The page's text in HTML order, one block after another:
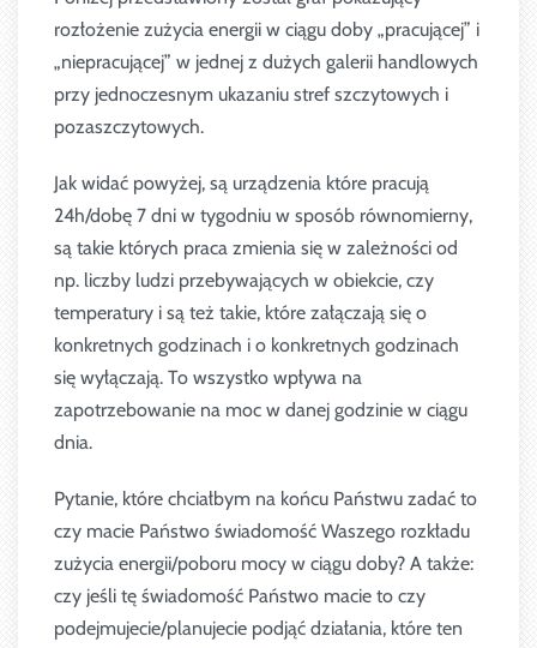
rozłożenie zużycia energii w ciągu doby „pracującej” i
„niepracującej” w jednej z dużych galerii handlowych
przy jednoczesnym ukazaniu stref szczytowych i
pozaszczytowych.
Jak widać powyżej, są urządzenia które pracują
24h/dobę 7 dni w tygodniu w sposób równomierny,
są takie których praca zmienia się w zależności od
np. liczby ludzi przebywających w obiekcie, czy
temperatury i są też takie, które załączają się o
konkretnych godzinach i o konkretnych godzinach
się wyłączają. To wszystko wpływa na
zapotrzebowanie na moc w danej godzinie w ciągu
dnia.
Pytanie, które chciałbym na końcu Państwu zadać to
czy macie Państwo świadomość Waszego rozkładu
zużycia energii/poboru mocy w ciągu doby? A także:
czy jeśli tę świadomość Państwo macie to czy
podejmujecie/planujecie podjąć działania, które ten